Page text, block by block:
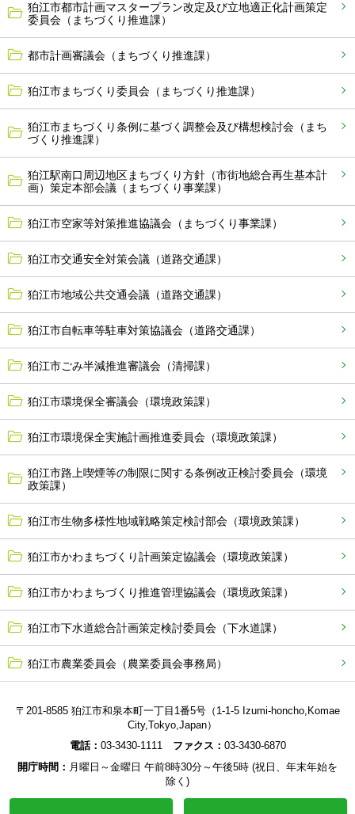
狛江市都市計画マスタープラン改定及び立地適正化計画策定
委員会（まちづくり推進課）
都市計画審議会（まちづくり推進課）
狛江市まちづくり委員会（まちづくり推進課）
狛江市まちづくり条例に基づく調整会及び構想検討会（まち
づくり推進課）
狛江駅南口周辺地区まちづくり方針（市街地総合再生基本計
画）策定本部会議（まちづくり事業課）
狛江市空家等対策推進協議会（まちづくり事業課）
狛江市交通安全対策会議（道路交通課）
狛江市地域公共交通会議（道路交通課）
狛江市自転車等駐車対策協議会（道路交通課）
狛江市ごみ半減推進審議会（清掃課）
狛江市環境保全審議会（環境政策課）
狛江市環境保全実施計画推進委員会（環境政策課）
狛江市路上喫煙等の制限に関する条例改正検討委員会（環境
政策課）
狛江市生物多様性地域戦略策定検討部会（環境政策課）
狛江市かわまちづくり計画策定協議会（環境政策課）
狛江市かわまちづくり推進管理協議会（環境政策課）
狛江市下水道総合計画策定検討委員会（下水道課）
狛江市農業委員会（農業委員会事務局）
〒201-8585 狛江市和泉本町一丁目1番5号（1-1-5 Izumi-honcho,Komae
City,Tokyo,Japan）
電話： 03-3430-1111 ファクス： 03-3430-6870
開庁時間： 月曜日～金曜日 午前8時30分～午後5時 (祝日、年末年始を
除く)